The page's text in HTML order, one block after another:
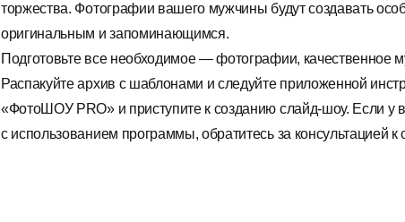
торжества. Фотографии вашего мужчины будут создавать
оригинальным и запоминающимся.
Подготовьте все необходимое — фотографии, качественное
Распакуйте архив с шаблонами и следуйте приложенной
«ФотоШОУ PRO» и приступите к созданию слайд-шоу. Если у
с использованием программы, обратитесь за консультацией к